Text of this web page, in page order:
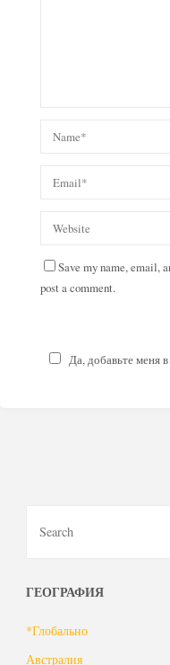
Save my name, email,
post a comment.
Да, добавьте меня
ГЕОГРАФИЯ
*Глобально
Австралия